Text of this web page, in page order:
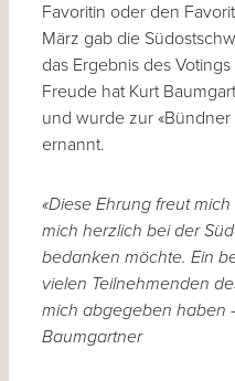
Favoritin oder den
März gab die
das Ergebnis des
Freude hat Kurt
und wurde zur
ernannt.
«Diese Ehrung freut
mich herzlich bei der
bedanken möchte. Ein
vielen Teilnehmenden
mich abgegeben haben
Baumgartner